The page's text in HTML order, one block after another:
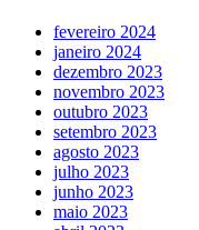
fevereiro 2024
janeiro 2024
dezembro 2023
novembro 2023
outubro 2023
setembro 2023
agosto 2023
julho 2023
junho 2023
maio 2023